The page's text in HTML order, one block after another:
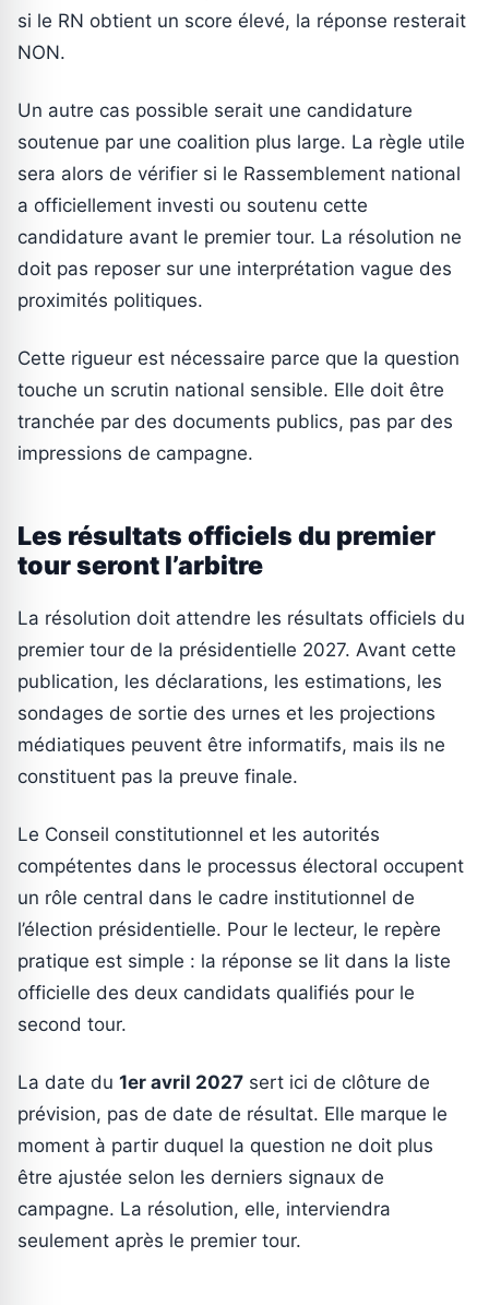
si le RN obtient un score élevé, la réponse resterait
NON.
Un autre cas possible serait une candidature
soutenue par une coalition plus large. La règle utile
sera alors de vérifier si le Rassemblement national
a officiellement investi ou soutenu cette
candidature avant le premier tour. La résolution ne
doit pas reposer sur une interprétation vague des
proximités politiques.
Cette rigueur est nécessaire parce que la question
touche un scrutin national sensible. Elle doit être
tranchée par des documents publics, pas par des
impressions de campagne.
Les résultats officiels du premier
tour seront l’arbitre
La résolution doit attendre les résultats officiels du
premier tour de la présidentielle 2027. Avant cette
publication, les déclarations, les estimations, les
sondages de sortie des urnes et les projections
médiatiques peuvent être informatifs, mais ils ne
constituent pas la preuve finale.
Le Conseil constitutionnel et les autorités
compétentes dans le processus électoral occupent
un rôle central dans le cadre institutionnel de
l’élection présidentielle. Pour le lecteur, le repère
pratique est simple : la réponse se lit dans la liste
officielle des deux candidats qualifiés pour le
second tour.
La date du 1er avril 2027 sert ici de clôture de
prévision, pas de date de résultat. Elle marque le
moment à partir duquel la question ne doit plus
être ajustée selon les derniers signaux de
campagne. La résolution, elle, interviendra
seulement après le premier tour.